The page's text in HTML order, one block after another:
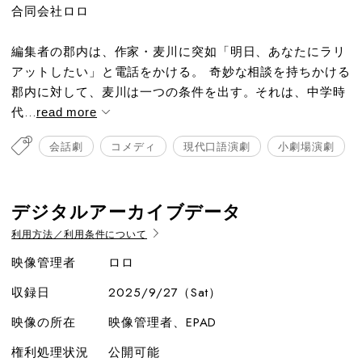
合同会社ロロ
編集者の郡内は、作家・麦川に突如「明日、あなたにラリ
アットしたい」と電話をかける。 奇妙な相談を持ちかける
郡内に対して、麦川は一つの条件を出す。それは、中学時
代...read more
会話劇 コメディ 現代口語演劇 小劇場演劇
デジタルアーカイブデータ
利用方法／利用条件について
映像管理者
ロロ
収録日
2025/9/27（Sat）
映像の所在
映像管理者、EPAD
権利処理状況
公開可能